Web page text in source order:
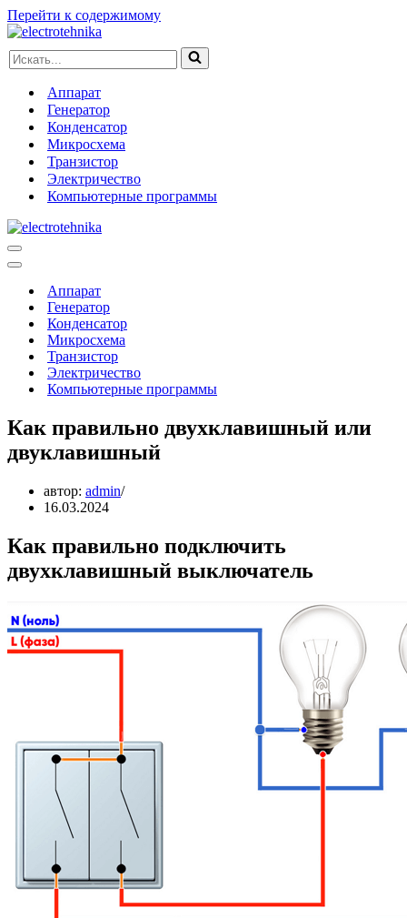
Перейти к содержимому
Искать...
Аппарат
Генератор
Конденсатор
Микросхема
Транзистор
Электричество
Компьютерные программы
Меню
навигации
Меню
навигацииАппарат
Генератор
Конденсатор
Микросхема
Транзистор
Электричество
Компьютерные программы
Как правильно двухклавишный или
двуклавишный
автор: admin
16.03.2024
Как правильно подключить
двухклавишный выключатель